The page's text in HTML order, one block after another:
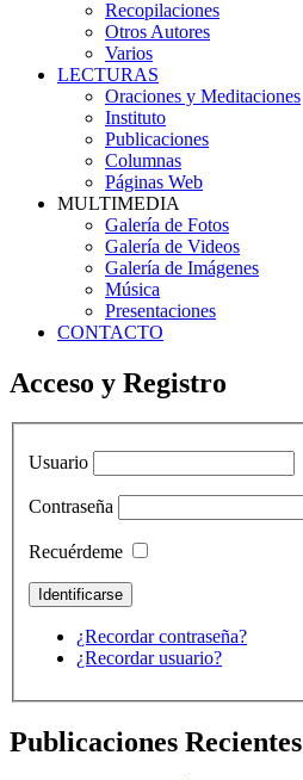
Recopilaciones
Otros Autores
Varios
LECTURAS
Oraciones y Meditaciones
Instituto
Publicaciones
Columnas
Páginas Web
MULTIMEDIA
Galería de Fotos
Galería de Videos
Galería de Imágenes
Música
Presentaciones
CONTACTO
Acceso y Registro
Usuario
Contraseña
Recuérdeme
¿Recordar contraseña?
¿Recordar usuario?
Publicaciones Recientes